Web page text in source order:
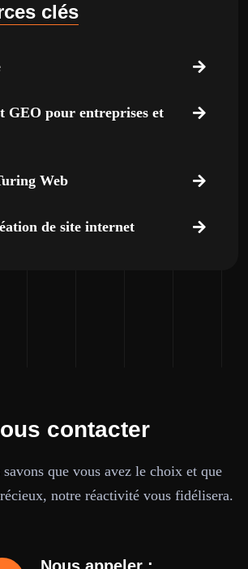
clés
GEO pour entreprises et
Web
de site internet
contacter
savons que vous avez le choix et que
notre réactivité vous fidélisera.